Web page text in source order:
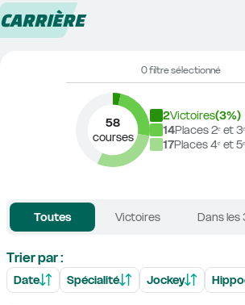
CARRIÈRE
0 filtre sélectionné
58
courses
2Victoires(3%)
14Places 2ᵉ et 3ᵉ
17Places 4ᵉ et 5ᵉ
Toutes Victoires Dans les
Trier par :
Date Spécialité Jockey